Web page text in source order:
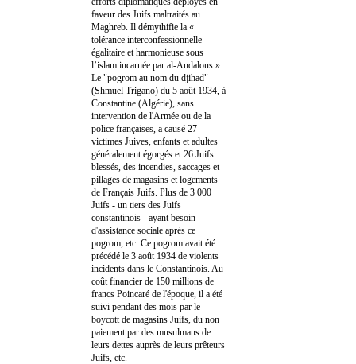
faveur des Juifs maltraités au
Maghreb. Il démythifie la «
tolérance interconfessionnelle
égalitaire et harmonieuse sous
l’islam incarnée par al-Andalous ».
Le "pogrom au nom du djihad"
(Shmuel Trigano) du 5 août 1934, à
Constantine (Algérie), sans
intervention de l'Armée ou de la
police françaises, a causé 27
victimes Juives, enfants et adultes
généralement égorgés et 26 Juifs
blessés, des incendies, saccages et
pillages de magasins et logements
de Français Juifs. Plus de 3 000
Juifs - un tiers des Juifs
constantinois - ayant besoin
d'assistance sociale après ce
pogrom, etc. Ce pogrom avait été
précédé le 3 août 1934 de violents
incidents dans le Constantinois. Au
coût financier de 150 millions de
francs Poincaré de l'époque, il a été
suivi pendant des mois par le
boycott de magasins Juifs, du non
paiement par des musulmans de
leurs dettes auprès de leurs prêteurs
Juifs, etc.